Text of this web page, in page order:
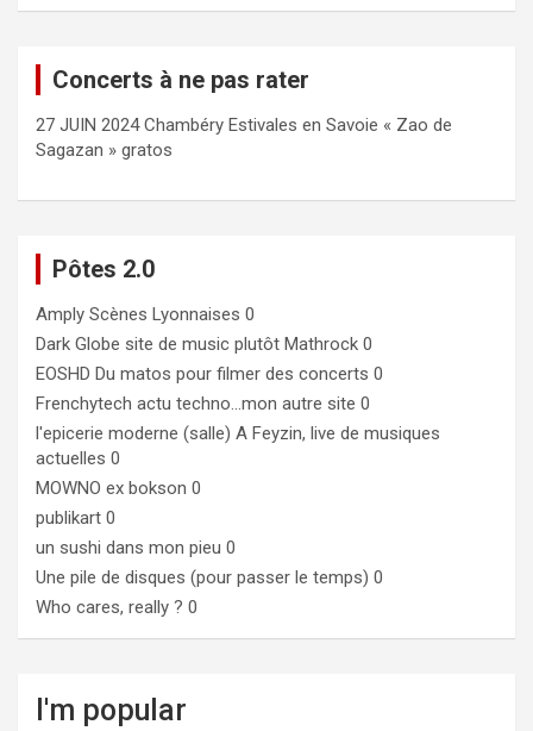
Concerts à ne pas rater
27 JUIN 2024 Chambéry Estivales en Savoie « Zao de
Sagazan » gratos
Pôtes 2.0
Amply Scènes Lyonnaises 0
Dark Globe site de music plutôt Mathrock 0
EOSHD Du matos pour filmer des concerts 0
Frenchytech actu techno…mon autre site 0
l'epicerie moderne (salle) A Feyzin, live de musiques
actuelles 0
MOWNO ex bokson 0
publikart 0
un sushi dans mon pieu 0
Une pile de disques (pour passer le temps) 0
Who cares, really ? 0
I'm popular